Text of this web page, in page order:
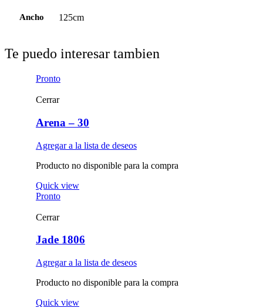
Ancho 125cm
Te puedo interesar tambien
Pronto
Cerrar
Arena – 30
Agregar a la lista de deseos
Producto no disponible para la compra
Quick view
Pronto
Cerrar
Jade 1806
Agregar a la lista de deseos
Producto no disponible para la compra
Quick view